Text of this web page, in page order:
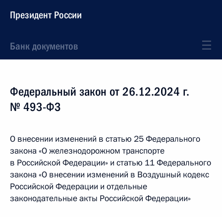
Президент России
Банк документов
Федеральный закон от 26.12.2024 г.
№ 493-ФЗ
О внесении изменений в статью 25 Федерального
закона «О железнодорожном транспорте
в Российской Федерации» и статью 11 Федерального
закона «О внесении изменений в Воздушный кодекс
Российской Федерации и отдельные
законодательные акты Российской Федерации»